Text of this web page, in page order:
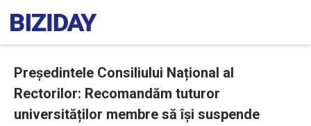
Președintele Consiliului Național al
Rectorilor: Recomandăm tuturor
universităților membre să își suspende